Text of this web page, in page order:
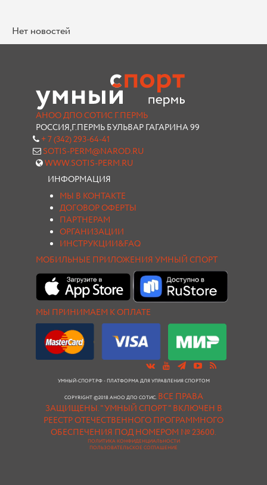
Нет новостей
АНОО ДПО СОТИС Г.ПЕРМЬ
РОССИЯ,Г.ПЕРМЬ БУЛЬВАР ГАГАРИНА 99
+ 7 (342) 293-64-41
SOTIS-PERM@NAROD.RU
WWW.SOTIS-PERM.RU
ИНФОРМАЦИЯ
МЫ В КОНТАКТЕ
ДОГОВОР ОФЕРТЫ
ПАРТНЕРАМ
ОРГАНИЗАЦИИ
ИНСТРУКЦИИ&FAQ
МОБИЛЬНЫЕ ПРИЛОЖЕНИЯ УМНЫЙ СПОРТ
МЫ ПРИНИМАЕМ К ОПЛАТЕ
УМНЫЙ-СПОРТ.РФ - ПЛАТФОРМА ДЛЯ УПРАВЛЕНИЯ СПОРТОМ
COPYRIGHT ©2018 АНОО ДПО СОТИС. ВСЕ ПРАВА
ЗАЩИЩЕНЫ."УМНЫЙ СПОРТ " ВКЛЮЧЕН В
РЕЕСТР ОТЕЧЕСТВЕННОГО ПРОГРАММНОГО
ОБЕСПЕЧЕНИЯ ПОД НОМЕРОМ № 23600.
ПОЛИТИКА КОНФИДЕНЦИАЛЬНОСТИ
ПОЛЬЗОВАТЕЛЬСКОЕ СОГЛАШЕНИЕ